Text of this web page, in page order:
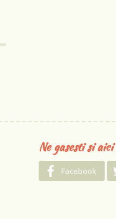
Ne gasesti si aici
Facebook